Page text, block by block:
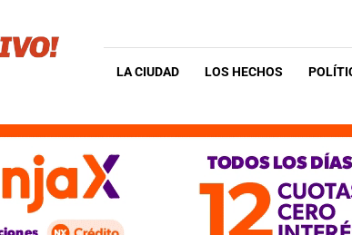
LA CIUDAD LOS HECHOS